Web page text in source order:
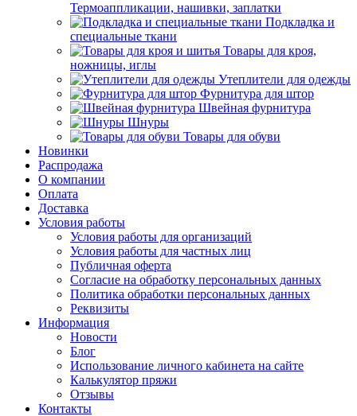
Термоаппликации, нашивки, заплатки
Подкладка и
специальные ткани
Товары для кроя,
ножницы, иглы
Утеплители для одежды
Фурнитура для штор
Швейная фурнитура
Шнуры
Товары для обуви
Новинки
Распродажа
О компании
Оплата
Доставка
Условия работы
Условия работы для организаций
Условия работы для частных лиц
Публичная оферта
Согласие на обработку персональных данных
Политика обработки персональных данных
Реквизиты
Информация
Новости
Блог
Использование личного кабинета на сайте
Калькулятор пряжи
Отзывы
Контакты